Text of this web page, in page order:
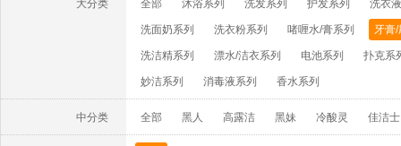
大分类 全部 沐浴系列 洗发系列 护发系列 洗衣
洗面奶系列 洗衣粉系列 啫喱水/膏系列 牙膏
洗洁精系列 漂水/洁衣系列 电池系列 扑克系
妙洁系列 消毒液系列 香水系列
中分类 全部 黑人 高露洁 黑妹 冷酸灵 佳洁士